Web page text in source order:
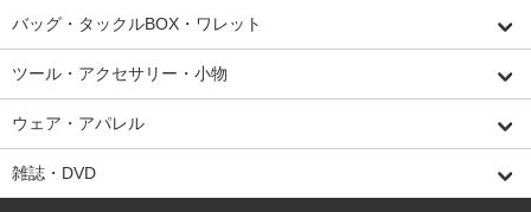
バッグ・タックルBOX・ワレット
ツール・アクセサリー・小物
ウェア・アパレル
雑誌・DVD